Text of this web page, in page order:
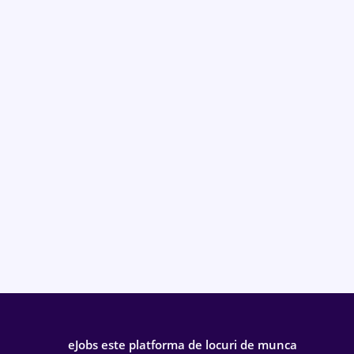
eJobs este platforma de locuri de munca